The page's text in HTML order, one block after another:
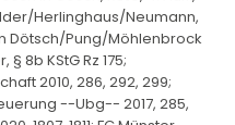
Herlinghaus/Neumann,
Dötsch/Pung/Möhlenbrock
8b KStG Rz 175;
2010, 286, 292, 299;
--Ubg-- 2017, 285,